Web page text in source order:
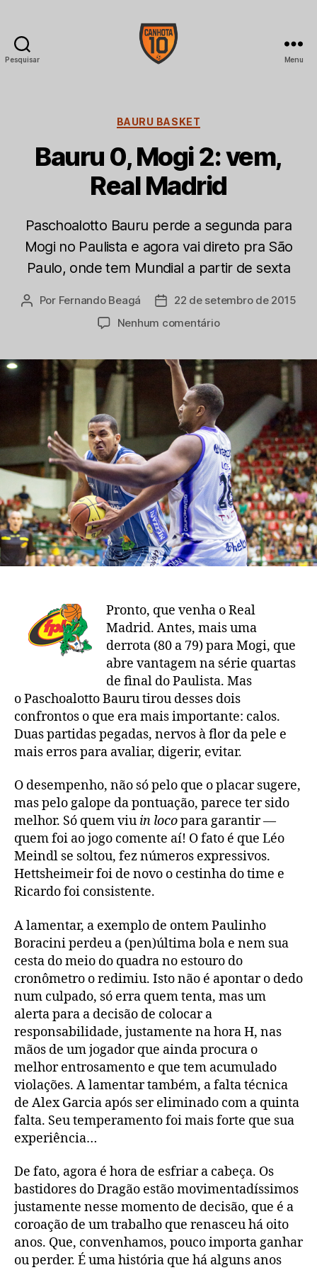
Pesquisar Menu
Categorias
BAURU BASKET
Bauru 0, Mogi 2: vem,
Real Madrid
Paschoalotto Bauru perde a segunda para
Mogi no Paulista e agora vai direto pra São
Paulo, onde tem Mundial a partir de sexta
Autor
Por Fernando Beagá
Data22 de setembro de 2015
Nenhum comentárioem
vem,
Real
Madrid
Pronto, que venha o Real
Madrid. Antes, mais uma
derrota (80 a 79) para Mogi, que
abre vantagem na série quartas
de final do Paulista. Mas
o Paschoalotto Bauru tirou desses dois
confrontos o que era mais importante: calos.
Duas partidas pegadas, nervos à flor da pele e
mais erros para avaliar, digerir, evitar.
O desempenho, não só pelo que o placar sugere,
mas pelo galope da pontuação, parece ter sido
melhor. Só quem viu in locopara garantir —
quem foi ao jogo comente aí! O fato é que Léo
Meindl se soltou, fez números expressivos.
Hettsheimeir foi de novo o cestinha do time e
Ricardo foi consistente.
A lamentar, a exemplo de ontem Paulinho
Boracini perdeu a (pen)última bola e nem sua
cesta do meio do quadra no estouro do
cronômetro o redimiu. Isto não é apontar o dedo
num culpado, só erra quem tenta, mas um
alerta para a decisão de colocar a
responsabilidade, justamente na hora H, nas
mãos de um jogador que ainda procura o
melhor entrosamento e que tem acumulado
violações. A lamentar também, a falta técnica
de Alex Garcia após ser eliminado com a quinta
falta. Seu temperamento foi mais forte que sua
experiência…
De fato, agora é hora de esfriar a cabeça. Os
bastidores do Dragão estão movimentadíssimos
justamente nesse momento de decisão, que é a
coroação de um trabalho que renasceu há oito
anos. Que, convenhamos, pouco importa ganhar
ou perder. É uma história que há alguns anos